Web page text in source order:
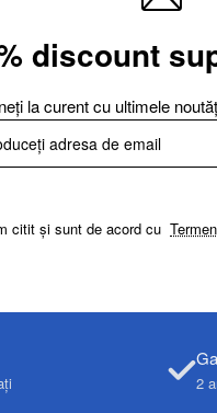
discount
la curent cu ultimele
citit și sunt de acord cu
2